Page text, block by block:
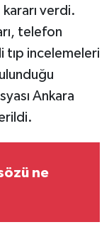
verdi.
telefon
tıp incelemeleri
Ankara
ne